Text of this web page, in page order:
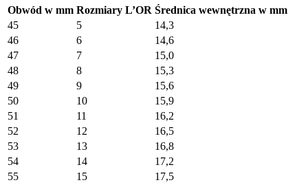
Obwód w mm Rozmiary L’OR Średnica wewnętrzna w mm
45
5
14,3
46
6
14,6
47
7
15,0
48
8
15,3
49
9
15,6
50
10
15,9
51
11
16,2
52
12
16,5
53
13
16,8
54
14
17,2
55
15
17,5